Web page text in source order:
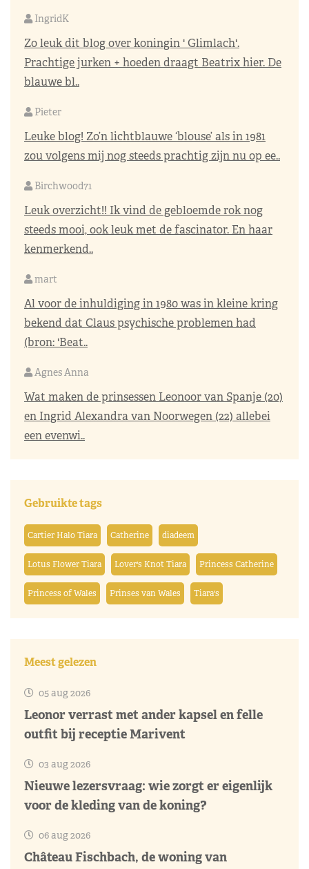
IngridK
Zo leuk dit blog over koningin ' Glimlach'.
Prachtige jurken + hoeden draagt Beatrix hier. De
blauwe bl..
Pieter
Leuke blog! Zo’n lichtblauwe ‘blouse’ als in 1981
zou volgens mij nog steeds prachtig zijn nu op ee..
Birchwood71
Leuk overzicht!! Ik vind de gebloemde rok nog
steeds mooi, ook leuk met de fascinator. En haar
kenmerkend..
mart
Al voor de inhuldiging in 1980 was in kleine kring
bekend dat Claus psychische problemen had
(bron: 'Beat..
Agnes Anna
Wat maken de prinsessen Leonoor van Spanje (20)
en Ingrid Alexandra van Noorwegen (22) allebei
een evenwi..
Gebruikte tags
Cartier Halo Tiara Catherine diadeem
Lotus Flower Tiara Lover's Knot Tiara Princess Catherine
Princess of Wales Prinses van Wales Tiara's
Meest gelezen
05 aug 2026
Leonor verrast met ander kapsel en felle
outfit bij receptie Marivent
03 aug 2026
Nieuwe lezersvraag: wie zorgt er eigenlijk
voor de kleding van de koning?
06 aug 2026
Château Fischbach, de woning van